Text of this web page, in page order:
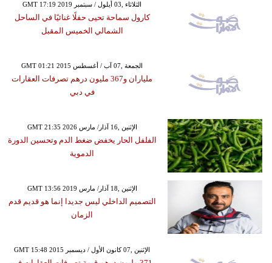
GMT 17:19 2019 الثلاثاء ,03 أيلول / سبتمبر
كارول سماحة تحيى حفلًا غنائيًا في الساحل
الشمالي الخميس المقبل
GMT 01:21 2015 الجمعة ,07 آب / أغسطس
ملياران و367 مليون درهم تصرفات العقارات
في دبي
GMT 21:35 2026 الإثنين ,16 آذار/ مارس
الفلفل الحار يخفض ضغط الدم وتحسين الدورة
الدموية
GMT 13:56 2019 الإثنين ,18 آذار/ مارس
التصميم الداخلي ليس جديدا إنما هو قديم قدم
الزمان
GMT 15:48 2015 الإثنين ,07 كانون الأول / ديسمبر